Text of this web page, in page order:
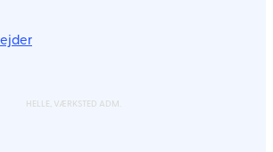
HELLE, VÆRKSTED ADM.